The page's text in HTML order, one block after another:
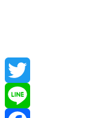
Twitter